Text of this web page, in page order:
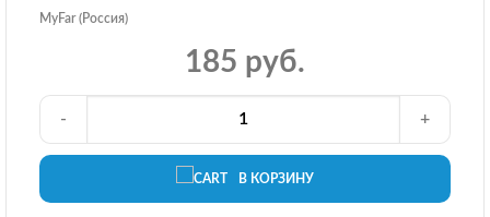
MyFar (Россия)
185 руб.
В КОРЗИНУ
- +